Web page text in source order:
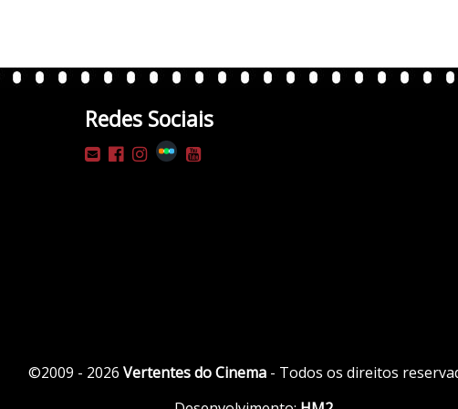
Redes Sociais
©2009 - 2026 Vertentes do Cinema - Todos os direitos